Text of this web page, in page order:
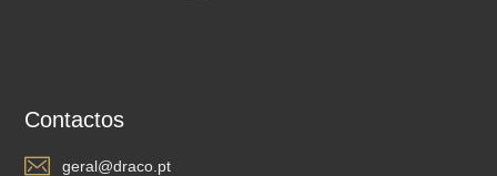
Contactos
geral@draco.pt